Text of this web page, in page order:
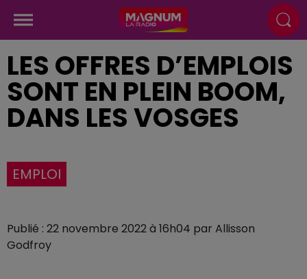
LES OFFRES D’EMPLOIS
SONT EN PLEIN BOOM,
DANS LES VOSGES
EMPLOI
Publié : 22 novembre 2022 à 16h04 par Allisson
Godfroy